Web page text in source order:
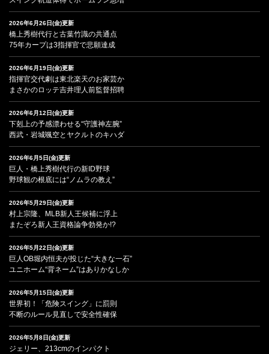
2026年6月26日(金)更新
橋上秀樹代行と古葉竹識の共通点
75年カープは3指揮官で悲願達成
2026年6月19日(金)更新
指揮官交代劇は東北楽天のお家芸か
まさかのロッテ吉井理人前監督招聘
2026年6月12日(金)更新
下剋上の予感漂わせる“守護神左腕”
西武・岩城颯空とヤクルトのキハダ
2026年6月5日(金)更新
巨人・橋上秀樹代行の新ID野球
野球観の根底には“ノムラの教え”
2026年5月29日(金)更新
村上宗隆、MLB新人王候補に浮上
またぞろ新人王資格論争勃発か!?
2026年5月22日(金)更新
巨人OB堀内恒夫が投じた“大きな一石”
ユニホーム“背ネーム”はありかなしか
2026年5月15日(金)更新
世界初！「危険スイング」に罰則
不断のルール見直しで安全性確保
2026年5月8日(金)更新
ジェリー、213cmのインパクト